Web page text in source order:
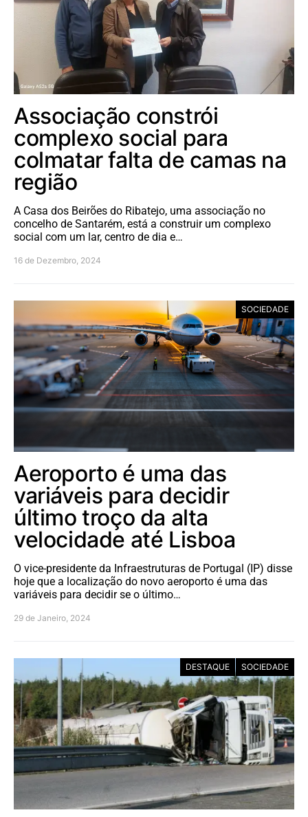
Associação constrói
complexo social para
colmatar falta de camas na
região
A Casa dos Beirões do Ribatejo, uma associação no
concelho de Santarém, está a construir um complexo
social com um lar, centro de dia e…
16 de Dezembro, 2024
SOCIEDADE
Aeroporto é uma das
variáveis para decidir
último troço da alta
velocidade até Lisboa
O vice-presidente da Infraestruturas de Portugal (IP) disse
hoje que a localização do novo aeroporto é uma das
variáveis para decidir se o último…
29 de Janeiro, 2024
DESTAQUE SOCIEDADE